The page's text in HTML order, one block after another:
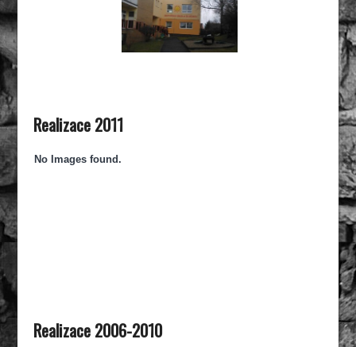
Realizace 2011
No Images found.
Realizace 2006-2010